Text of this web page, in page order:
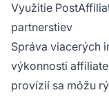
Využitie
partnerstiev
Správa viacerých
výkonnosti
provízií sa môžu